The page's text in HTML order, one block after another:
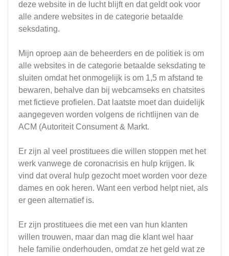
deze website in de lucht blijft en dat geldt ook voor
alle andere websites in de categorie betaalde
seksdating.
Mijn oproep aan de beheerders en de politiek is om
alle websites in de categorie betaalde seksdating te
sluiten omdat het onmogelijk is om 1,5 m afstand te
bewaren, behalve dan bij webcamseks en chatsites
met fictieve profielen. Dat laatste moet dan duidelijk
aangegeven worden volgens de richtlijnen van de
ACM (Autoriteit Consument & Markt.
Er zijn al veel prostituees die willen stoppen met het
werk vanwege de coronacrisis en hulp krijgen. Ik
vind dat overal hulp gezocht moet worden voor deze
dames en ook heren. Want een verbod helpt niet, als
er geen alternatief is.
Er zijn prostituees die met een van hun klanten
willen trouwen, maar dan mag die klant wel haar
hele familie onderhouden, omdat ze het geld wat ze